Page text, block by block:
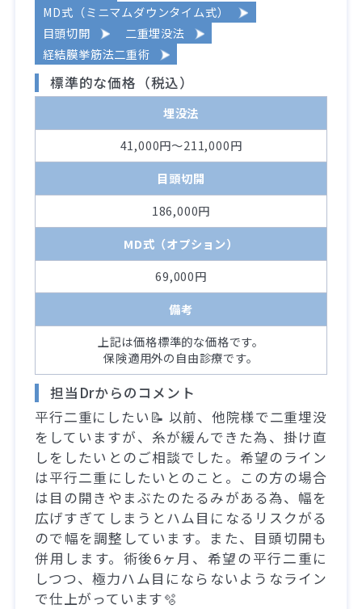
MD式（ミニマムダウンタイム式）
目頭切開
二重埋没法
経結膜挙筋法二重術
標準的な価格（税込）
埋没法
41,000円～211,000円
目頭切開
186,000円
MD式（オプション）
69,000円
備考
上記は価格標準的な価格です。
保険適用外の自由診療です。
担当Drからのコメント
平行二重にしたい📝 以前、他院様で二重埋没
をしていますが、糸が緩んできた為、掛け直
しをしたいとのご相談でした。希望のライン
は平行二重にしたいとのこと。この方の場合
は目の開きやまぶたのたるみがある為、幅を
広げすぎてしまうとハム目になるリスクがる
ので幅を調整しています。また、目頭切開も
併用します。術後6ヶ月、希望の平行二重に
しつつ、極力ハム目にならないようなライン
で仕上がっています🫧